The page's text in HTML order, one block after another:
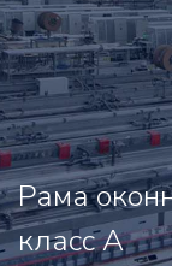
Рама
класс А